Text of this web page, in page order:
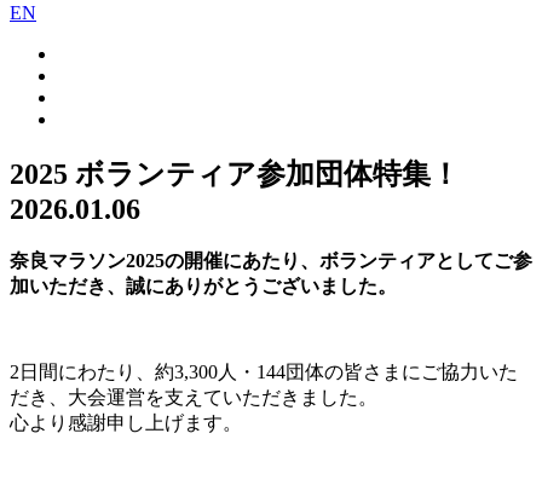
EN
2025 ボランティア参加団体特集！
2026.01.06
奈良マラソン2025の開催にあたり、 ボランティアとしてご参
加いただき、誠にありがとうございました。
2日間にわたり、約3,300人・144団体の皆さまにご協力いた
だき、大会運営を支えていただきました。
心より感謝申し上げます。